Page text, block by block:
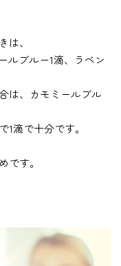
、
ルブルー1滴、ラベン
は、カモミールブル
滴で十分です。
です。